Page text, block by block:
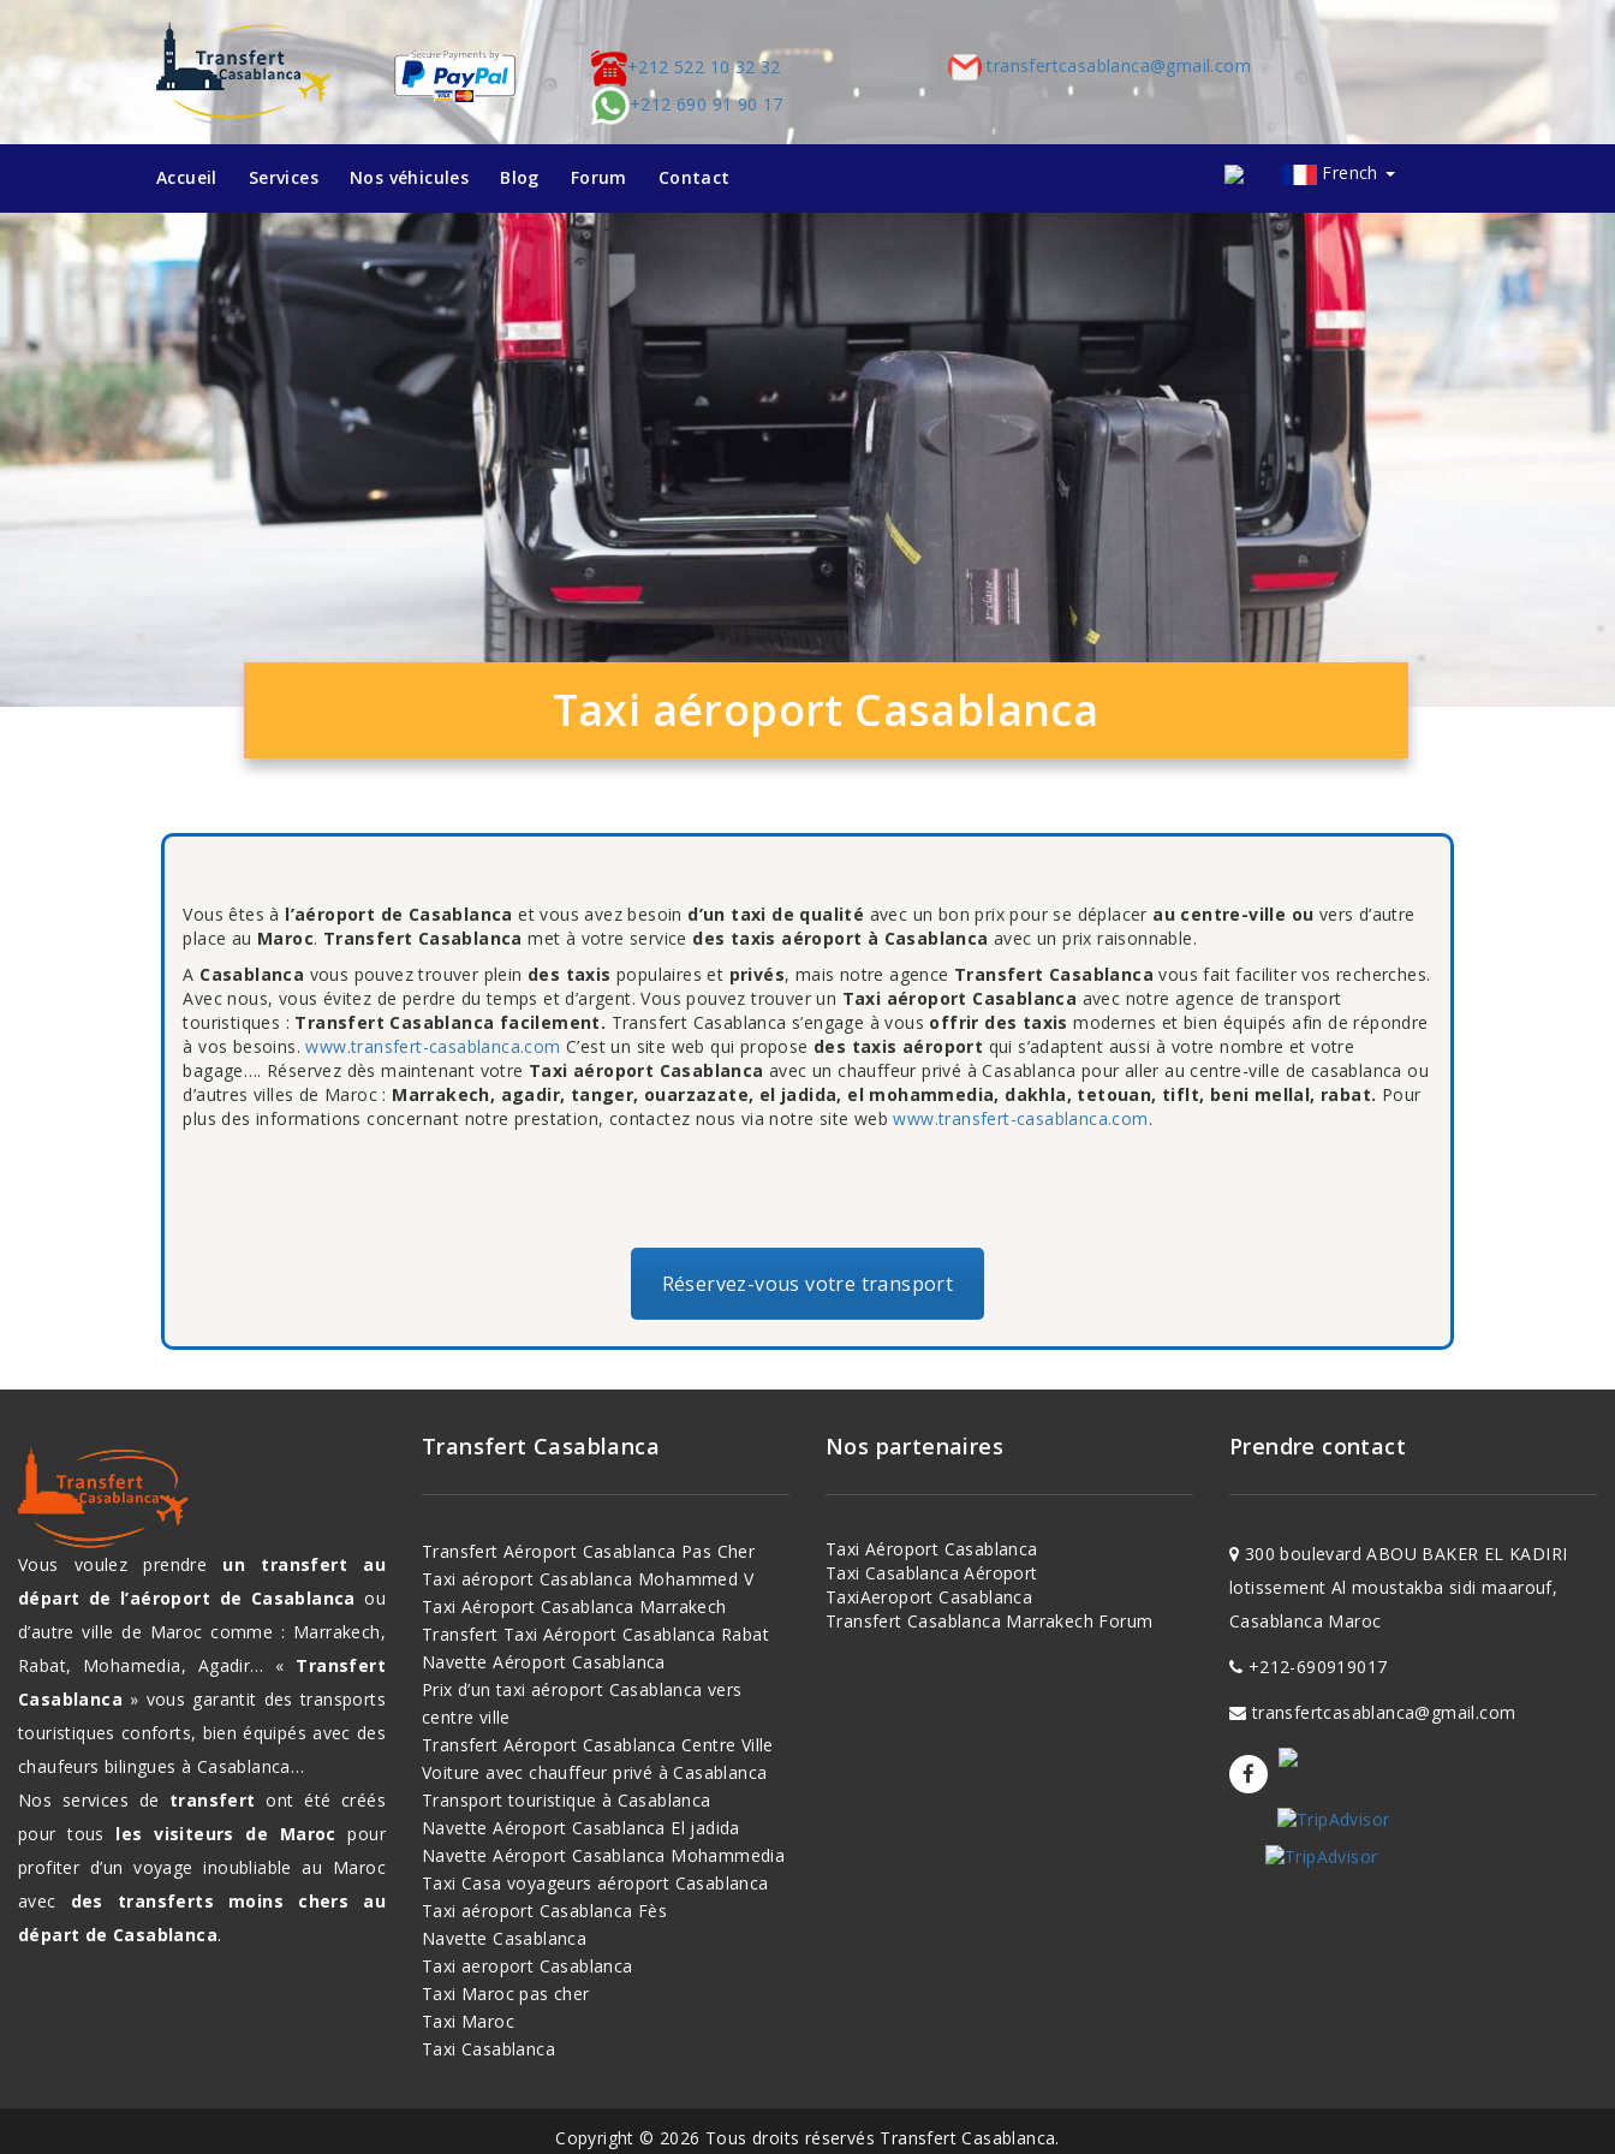
+212 522 10 32 32
+212 690 91 90 17
transfertcasablanca@gmail.com
Accueil Services Nos véhicules Blog Forum Contact French
Taxi aéroport Casablanca
Vous êtes à l’aéroport de Casablanca et vous avez besoin d’un taxi de qualité avec un bon prix pour se déplacer au centre-ville ou vers d’autre
place au Maroc. Transfert Casablanca met à votre service des taxis aéroport à Casablancaavec un prix raisonnable.
A Casablanca vous pouvez trouver plein des taxis populaires et privés, mais notre agence Transfert Casablanca vous fait faciliter vos recherches.
Avec nous, vous évitez de perdre du temps et d’argent. Vous pouvez trouver un Taxi aéroport Casablanca avec notre agence de transport
touristiques : Transfert Casablanca facilement. Transfert Casablanca s’engage à vous offrir des taxismodernes et bien équipés afin de répondre
à vos besoins.www.transfert-casablanca.comC’est un site web qui propose des taxis aéroport qui s’adaptent aussi à votre nombre et votre
bagage…. Réservez dès maintenant votre Taxi aéroport Casablanca avec un chauffeur privé à Casablanca pour aller au centre-ville de casablanca ou
d’autres villes de Maroc : Marrakech, agadir, tanger, ouarzazate, el jadida, el mohammedia, dakhla, tetouan, tiflt, beni mellal, rabat. Pour
plus des informations concernant notre prestation, contactez nous via notre site webwww.transfert-casablanca.com.
Réservez-vous votre transport
Vous voulez prendre un transfert au
départ de l’aéroport de Casablanca ou
d’autre ville de Maroc comme : Marrakech,
Rabat, Mohamedia, Agadir… « Transfert
Casablanca » vous garantit des transports
touristiques conforts, bien équipés avec des
chaufeurs bilingues à Casablanca…
Nos services de transfert ont été créés
pour tous les visiteurs de Maroc pour
profiter d’un voyage inoubliable au Maroc
avec des transferts moins chers au
départ de Casablanca.
Transfert Casablanca
Transfert Aéroport Casablanca Pas Cher
Taxi aéroport Casablanca Mohammed V
Taxi Aéroport Casablanca Marrakech
Transfert Taxi Aéroport Casablanca Rabat
Navette Aéroport Casablanca
Prix d’un taxi aéroport Casablanca vers
centre ville
Transfert Aéroport Casablanca Centre Ville
Voiture avec chauffeur privé à Casablanca
Transport touristique à Casablanca
Navette Aéroport Casablanca El jadida
Navette Aéroport Casablanca Mohammedia
Taxi Casa voyageurs aéroport Casablanca
Taxi aéroport Casablanca Fès
Navette Casablanca
Taxi aeroport Casablanca
Taxi Maroc pas cher
Taxi Maroc
Taxi Casablanca
Nos partenaires
Taxi Aéroport Casablanca
Taxi Casablanca Aéroport
TaxiAeroport Casablanca
Transfert Casablanca Marrakech Forum
Prendre contact
300 boulevard ABOU BAKER EL KADIRI
lotissement Al moustakba sidi maarouf,
Casablanca Maroc
+212-690919017
transfertcasablanca@gmail.com
Copyright © 2026 Tous droits réservés Transfert Casablanca.